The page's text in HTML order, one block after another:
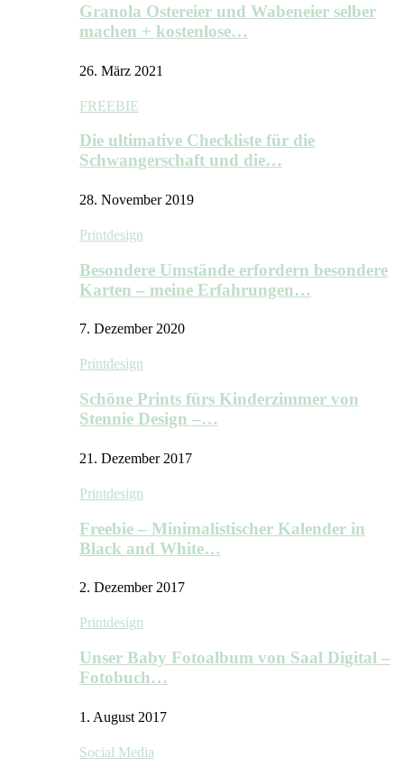
Granola Ostereier und Wabeneier selber
machen + kostenlose…
26. März 2021
FREEBIE
Die ultimative Checkliste für die
Schwangerschaft und die…
28. November 2019
Printdesign
Besondere Umstände erfordern besondere
Karten – meine Erfahrungen…
7. Dezember 2020
Printdesign
Schöne Prints fürs Kinderzimmer von
Stennie Design –…
21. Dezember 2017
Printdesign
Freebie – Minimalistischer Kalender in
Black and White…
2. Dezember 2017
Printdesign
Unser Baby Fotoalbum von Saal Digital –
Fotobuch…
1. August 2017
Social Media